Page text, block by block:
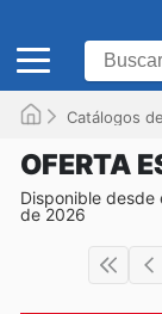
Catálogos
OFERTA
Disponible desde
de 2026